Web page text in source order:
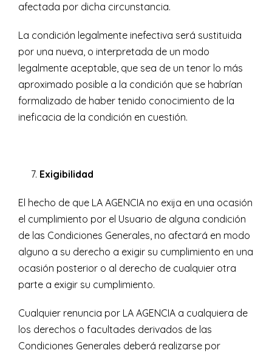
afectada por dicha circunstancia.
La condición legalmente inefectiva será sustituida
por una nueva, o interpretada de un modo
legalmente aceptable, que sea de un tenor lo más
aproximado posible a la condición que se habrían
formalizado de haber tenido conocimiento de la
ineficacia de la condición en cuestión.
Exigibilidad
El hecho de que LA AGENCIA no exija en una ocasión
el cumplimiento por el Usuario de alguna condición
de las Condiciones Generales, no afectará en modo
alguno a su derecho a exigir su cumplimiento en una
ocasión posterior o al derecho de cualquier otra
parte a exigir su cumplimiento.
Cualquier renuncia por LA AGENCIA a cualquiera de
los derechos o facultades derivados de las
Condiciones Generales deberá realizarse por